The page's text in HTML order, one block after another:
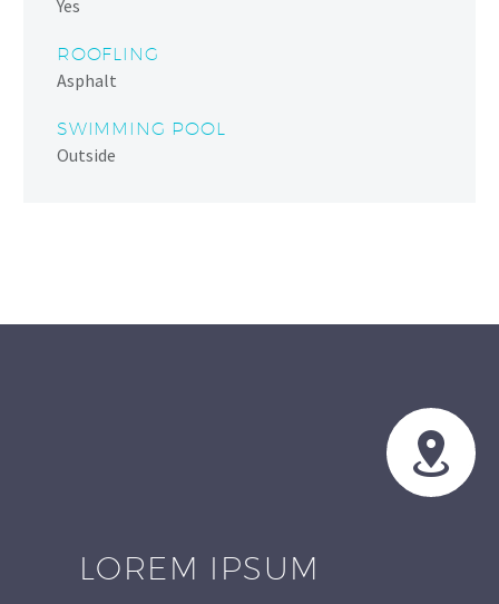
Yes
ROOFLING
Asphalt
SWIMMING POOL
Outside


LOREM IPSUM